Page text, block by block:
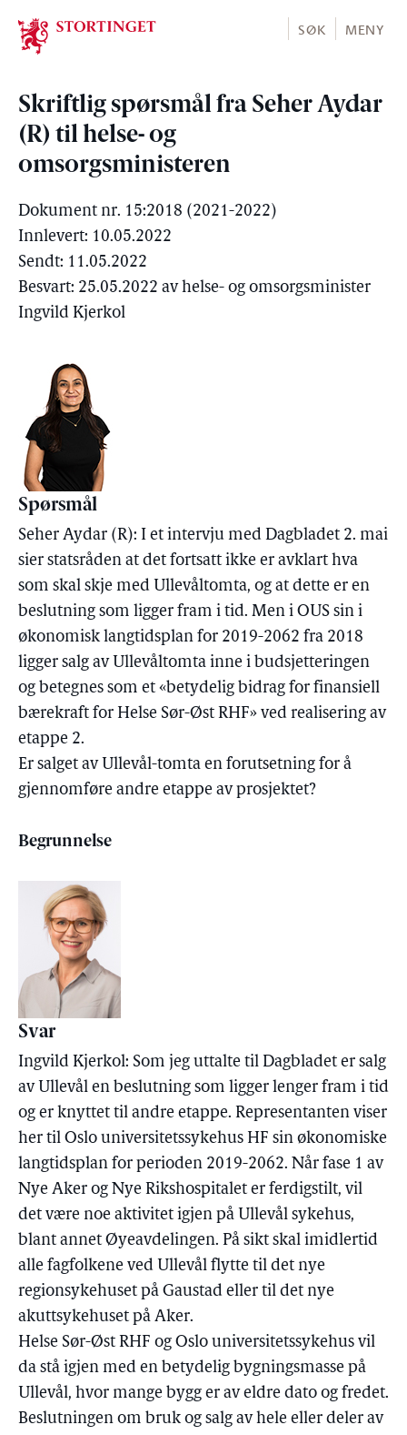
Stortinget.no
SØK MENY
Skriftlig spørsmål fra Seher Aydar
(R) til helse- og
omsorgsministeren
Dokument nr. 15:2018 (2021-2022)
Innlevert: 10.05.2022
Sendt: 11.05.2022
Besvart: 25.05.2022 av helse- og omsorgsminister
Ingvild Kjerkol
Spørsmål
Seher Aydar (R): I et intervju med Dagbladet 2. mai
sier statsråden at det fortsatt ikke er avklart hva
som skal skje med Ullevåltomta, og at dette er en
beslutning som ligger fram i tid. Men i OUS sin i
økonomisk langtidsplan for 2019-2062 fra 2018
ligger salg av Ullevåltomta inne i budsjetteringen
og betegnes som et «betydelig bidrag for finansiell
bærekraft for Helse Sør-Øst RHF» ved realisering av
etappe 2.
Er salget av Ullevål-tomta en forutsetning for å
gjennomføre andre etappe av prosjektet?
Begrunnelse
Svar
Ingvild Kjerkol: Som jeg uttalte til Dagbladet er salg
av Ullevål en beslutning som ligger lenger fram i tid
og er knyttet til andre etappe. Representanten viser
her til Oslo universitetssykehus HF sin økonomiske
langtidsplan for perioden 2019-2062. Når fase 1 av
Nye Aker og Nye Rikshospitalet er ferdigstilt, vil
det være noe aktivitet igjen på Ullevål sykehus,
blant annet Øyeavdelingen. På sikt skal imidlertid
alle fagfolkene ved Ullevål flytte til det nye
regionsykehuset på Gaustad eller til det nye
akuttsykehuset på Aker.
Helse Sør-Øst RHF og Oslo universitetssykehus vil
da stå igjen med en betydelig bygningsmasse på
Ullevål, hvor mange bygg er av eldre dato og fredet.
Beslutningen om bruk og salg av hele eller deler av